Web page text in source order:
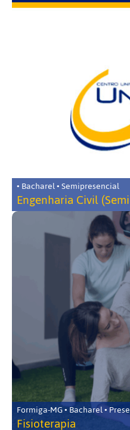
• Bacharel • Semipresencial
Engenharia Civil
Formiga-MG • Bacharel •
Fisioterapia